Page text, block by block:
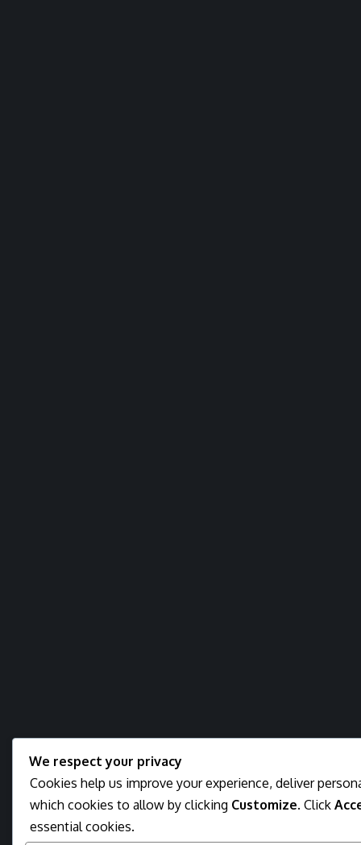
We respect your privacy
Cookies help us improve your experience, deliver
which cookies to allow by clicking Customize. Click
essential cookies.